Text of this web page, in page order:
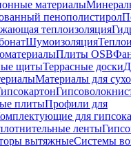
материалы
пенополистирол
теплоизоляция
Шумоизоляция
Плиты OSB
щитыТеррасные доски
Материалы для
плитыПрофили для
для
ленты
вытяжныеСистемы